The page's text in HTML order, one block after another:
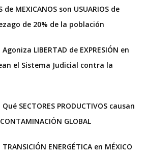
de MEXICANOS son USUARIOS de
de 20% de la población
LIBERTAD de EXPRESIÓN en
el Sistema Judicial contra la
SECTORES PRODUCTIVOS causan
GLOBAL
ENERGÉTICA en MÉXICO